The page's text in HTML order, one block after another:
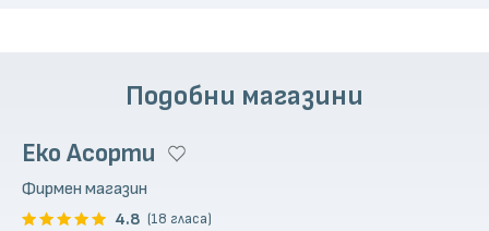
Подобни магазини
Еко Асорти
Фирмен магазин
4.8 (18 гласа)